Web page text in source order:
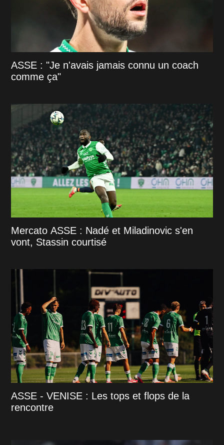
ASSE : "Je n'avais jamais connu un coach
comme ça"
Mercato ASSE : Nadé et Miladinovic s'en
vont, Stassin courtisé
ASSE - VENISE : Les tops et flops de la
rencontre